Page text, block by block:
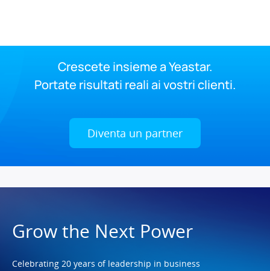
Crescete insieme a Yeastar.
Portate risultati reali ai vostri clienti.
Diventa un partner
Grow the Next Power
Celebrating 20 years of leadership in business